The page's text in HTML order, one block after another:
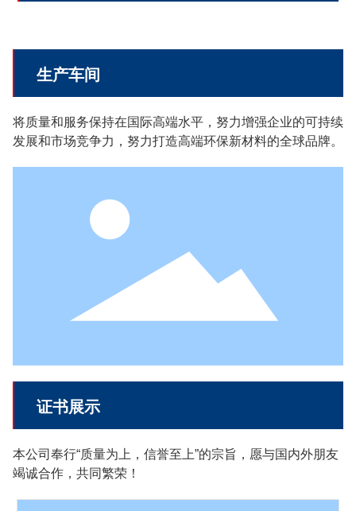
生产车间
将质量和服务保持在国际高端水平，努力增强企业的可持续
发展和市场竞争力，努力打造高端环保新材料的全球品牌。
证书展示
本公司奉行“质量为上，信誉至上”的宗旨，愿与国内外朋友
竭诚合作，共同繁荣！